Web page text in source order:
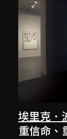
埃里克．
重信命、